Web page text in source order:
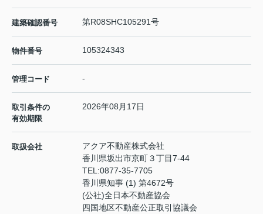
建築確認番号 第R08SHC105291号
物件番号 105324343
管理コード -
取引条件の
有効期限
2026年08月17日
取扱会社
アクア不動産株式会社
香川県坂出市京町３丁目7-44
TEL:0877-35-7705
香川県知事 (1) 第4672号
(公社)全日本不動産協会
四国地区不動産公正取引協議会